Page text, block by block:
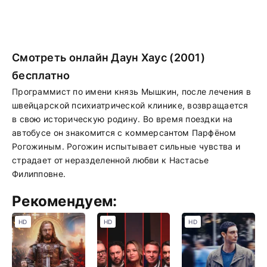
Смотреть онлайн Даун Хаус (2001)
бесплатно
Программист по имени князь Мышкин, после лечения в
швейцарской психиатрической клинике, возвращается
в свою историческую родину. Во время поездки на
автобусе он знакомится с коммерсантом Парфёном
Рогожиным. Рогожин испытывает сильные чувства и
страдает от неразделенной любви к Настасье
Филипповне.
Рекомендуем:
HD HD HD